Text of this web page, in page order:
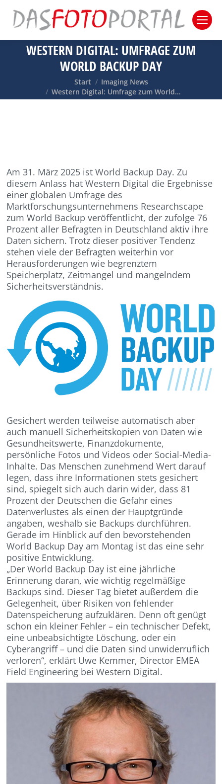
WESTERN DIGITAL: UMFRAGE ZUM
WORLD BACKUP DAY
Sie befinden sich hier:
Start
Imaging News
Western Digital: Umfrage zum World…
Am 31. März 2025 ist World Backup Day. Zu
diesem Anlass hat Western Digital die Ergebnisse
einer globalen Umfrage des
Marktforschungsunternehmens Researchscape
zum World Backup veröffentlicht, der zufolge 76
Prozent aller Befragten in Deutschland aktiv ihre
Daten sichern. Trotz dieser positiver Tendenz
stehen viele der Befragten weiterhin vor
Herausforderungen wie begrenztem
Speicherplatz, Zeitmangel und mangelndem
Sicherheitsverständnis.
Gesichert werden teilweise automatisch aber
auch manuell Sicherheitskopien von Daten wie
Gesundheitswerte, Finanzdokumente,
persönliche Fotos und Videos oder Social-Media-
Inhalte. Das Menschen zunehmend Wert darauf
legen, dass ihre Informationen stets gesichert
sind, spiegelt sich auch darin wider, dass 81
Prozent der Deutschen die Gefahr eines
Datenverlustes als einen der Hauptgründe
angaben, weshalb sie Backups durchführen.
Gerade im Hinblick auf den bevorstehenden
World Backup Day am Montag ist das eine sehr
positive Entwicklung.
„Der World Backup Day ist eine jährliche
Erinnerung daran, wie wichtig regelmäßige
Backups sind. Dieser Tag bietet außerdem die
Gelegenheit, über Risiken von fehlender
Datenspeicherung aufzuklären. Denn oft genügt
schon ein kleiner Fehler – ein technischer Defekt,
eine unbeabsichtigte Löschung, oder ein
Cyberangriff – und die Daten sind unwiderruflich
verloren“, erklärt Uwe Kemmer, Director EMEA
Field Engineering bei Western Digital.